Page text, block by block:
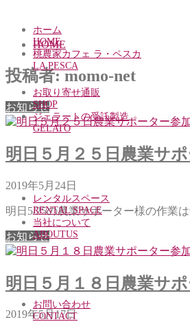
ホーム
HOME
桃農家カフェ ラ・ペスカ
LA PESCA
お取り寄せ通販
SHOP
ジェラートの受託製造
GELATO
レンタルスペース
RENTAL SPACE
当社について
ABOUTUS
お問い合わせ
CONTACT
HOME
投稿者:momo-net
お知らせ
明日５月２５日農業サ
2019年5月24日
明日5/25の農業サポーター様の作業
お知らせ
明日５月１８日農業サ
2019年5月17日